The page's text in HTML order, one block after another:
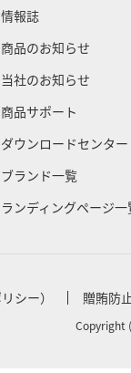
情報誌
商品のお知らせ
当社のお知らせ
商品サポート
ダウンロードセンター
ブランド一覧
ランディングページ一
シー） 贈賄防
Copyright